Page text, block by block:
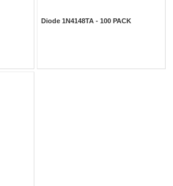
Diode 1N4148TA - 100 PACK